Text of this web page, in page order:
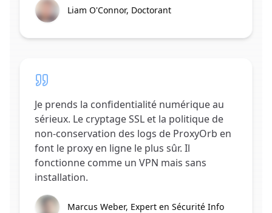
Liam O'Connor, Doctorant
Je prends la confidentialité numérique au
sérieux. Le cryptage SSL et la politique de
non-conservation des logs de ProxyOrb en
font le proxy en ligne le plus sûr. Il
fonctionne comme un VPN mais sans
installation.
Marcus Weber, Expert en Sécurité Info